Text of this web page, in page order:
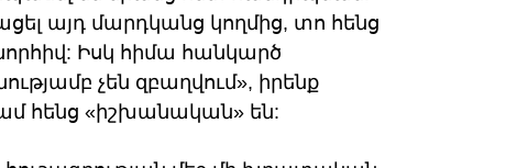
այդ մարդկանց կողմից, տո հենց
Իսկ հիմա հանկարծ
չեն զբաղվում», իրենք
հենց «իշխանական» են: